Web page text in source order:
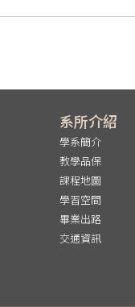
系所介紹
學系簡介
教學品保
課程地圖
學習空間
畢業出路
交通資訊